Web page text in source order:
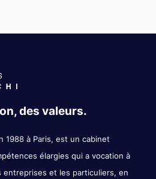
des valeurs.
1988 à Paris, est un cabinet
élargies qui a vocation à
et les particuliers, en